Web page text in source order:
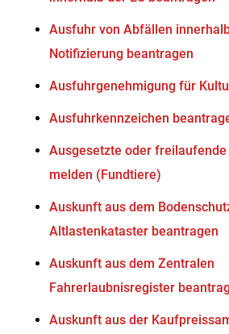
Ausfuhr von Abfällen
Notifizierung beantragen
Ausfuhrgenehmigung für
Ausfuhrkennzeichen
Ausgesetzte oder freilaufende
melden (Fundtiere)
Auskunft aus dem
Altlastenkataster beantragen
Auskunft aus dem Zentralen
Fahrerlaubnisregister
Auskunft aus der